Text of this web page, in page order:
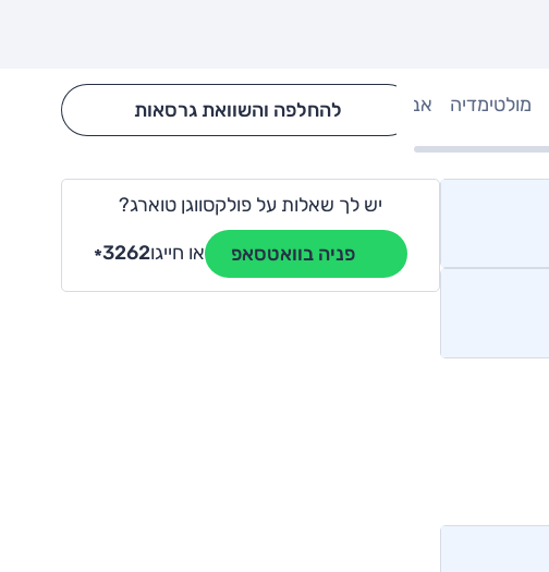
מולטימדיה אבזור Hide config section
להחלפה והשוואת גרסאות
יש לך שאלות על פולקסווגן טוארג?
פניה בוואטסאפ או חייגו *3262